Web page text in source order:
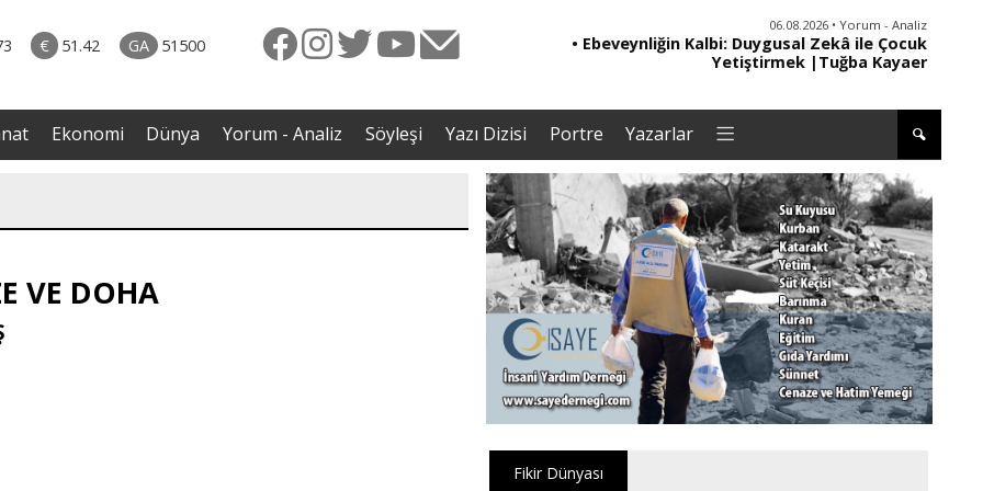
€ 51.42 GA 51500
• Gannuşi'nin serbest bırakılması için çağrı
06.08.2026 • Yorum - Analiz
• Ebeveynliğin Kalbi: Duygusal Zekâ ile Çocuk
Yetiştirmek |Tuğba Kayaer
Ekonomi Dünya Yorum - Analiz Söyleşi Yazı Dizisi Portre Yazarlar
VE DOHA
Fikir Dünyası